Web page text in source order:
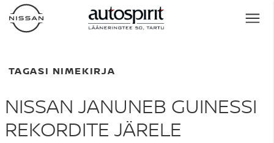
TAGASI NIMEKIRJA
NISSAN JANUNEB GUINESSI
REKORDITE JÄRELE